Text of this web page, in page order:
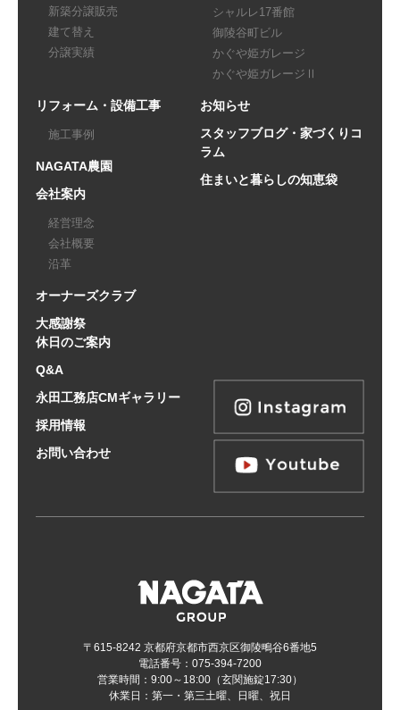
新築分譲販売
建て替え
分譲実績
シャルレ17番館
御陵谷町ビル
かぐや姫ガレージ
かぐや姫ガレージⅡ
リフォーム・設備工事
施工事例
NAGATA農園
会社案内
経営理念
会社概要
沿革
オーナーズクラブ
大感謝祭
休日のご案内
Q&A
永田工務店CMギャラリー
採用情報
お問い合わせ
お知らせ
スタッフブログ・家づくりコ
ラム
住まいと暮らしの知恵袋
〒615-8242 京都府京都市西京区御陵鴫谷6番地5
電話番号：075-394-7200
営業時間：9:00～18:00（玄関施錠17:30）
休業日：第一・第三土曜、日曜、祝日